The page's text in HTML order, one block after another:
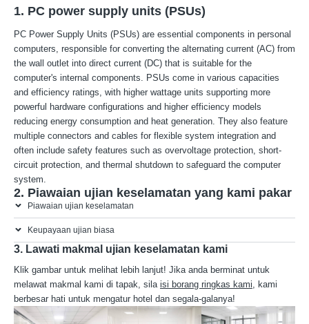
1. PC power supply units (PSUs)
PC Power Supply Units (PSUs) are essential components in personal
computers, responsible for converting the alternating current (AC) from
the wall outlet into direct current (DC) that is suitable for the
computer's internal components. PSUs come in various capacities
and efficiency ratings, with higher wattage units supporting more
powerful hardware configurations and higher efficiency models
reducing energy consumption and heat generation. They also feature
multiple connectors and cables for flexible system integration and
often include safety features such as overvoltage protection, short-
circuit protection, and thermal shutdown to safeguard the computer
system.
2. Piawaian ujian keselamatan yang kami pakar
Piawaian ujian keselamatan
Keupayaan ujian biasa
3. Lawati makmal ujian keselamatan kami
Klik gambar untuk melihat lebih lanjut! Jika anda berminat untuk
melawat makmal kami di tapak, sila isi borang ringkas kami, kami
berbesar hati untuk mengatur hotel dan segala-galanya!